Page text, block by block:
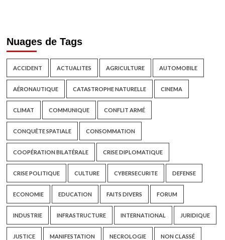
Nuages de Tags
ACCIDENT ACTUALITES AGRICULTURE AUTOMOBILE
AÉRONAUTIQUE CATASTROPHE NATURELLE CINEMA
CLIMAT COMMUNIQUE CONFLIT ARMÉ
CONQUÊTE SPATIALE CONSOMMATION
COOPÉRATION BILATÉRALE CRISE DIPLOMATIQUE
CRISE POLITIQUE CULTURE CYBERSECURITE DEFENSE
ECONOMIE EDUCATION FAITS DIVERS FORUM
INDUSTRIE INFRASTRUCTURE INTERNATIONAL JURIDIQUE
JUSTICE MANIFESTATION NECROLOGIE NON CLASSÉ